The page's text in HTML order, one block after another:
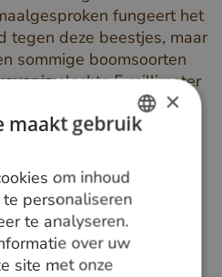
fungeert het
tegen deze beestjes, maar
sommige boomsoorten
is slechts 5 millimeter
graven van
ernstige schade
een plaag van
van 300.000
emballage-
GERMAN
ENGLISH
×
maakt gebruik
om inhoud
personaliseren
te analyseren.
over uw
site met onze